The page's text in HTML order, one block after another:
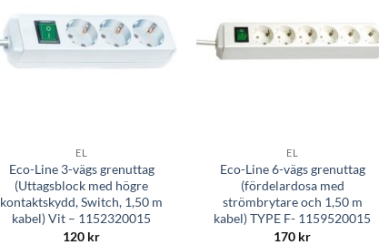
EL
Eco-Line 3-vägs grenuttag
(Uttagsblock med högre
kontaktskydd, Switch, 1,50 m
kabel) Vit – 1152320015
120 kr
EL
Eco-Line 6-vägs grenuttag
(fördelardosa med
strömbrytare och 1,50 m
kabel) TYPE F- 1159520015
170 kr